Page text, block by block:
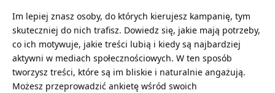
Im lepiej znasz osoby, do których kierujesz kampanię, tym
skuteczniej do nich trafisz. Dowiedz się, jakie mają potrzeby,
co ich motywuje, jakie treści lubią i kiedy są najbardziej
aktywni w mediach społecznościowych. W ten sposób
tworzysz treści, które są im bliskie i naturalnie angażują.
Możesz przeprowadzić ankietę wśród swoich